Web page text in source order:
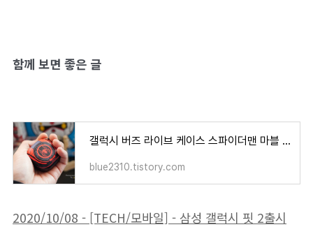
함께 보면 좋은 글
갤럭시 버즈 라이브 케이스 스파이더맨 마블 팬심으로 구입한 후기
blue2310.tistory.com
2020/10/08 - [TECH/모바일] - 삼성 갤럭시 핏 2출시